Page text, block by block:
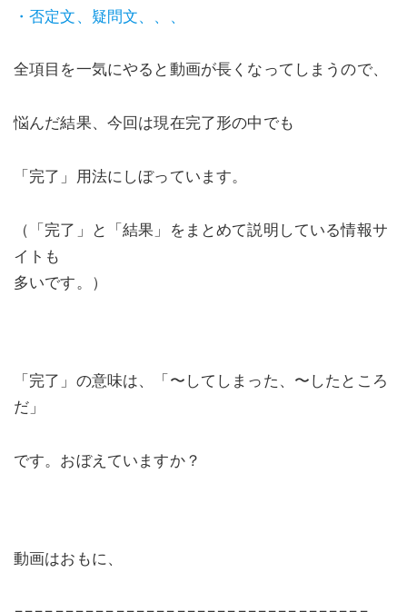
・否定文、疑問文、、、
全項目を一気にやると動画が長くなってしまうので、
悩んだ結果、今回は現在完了形の中でも
「完了」用法にしぼっています。
（「完了」と「結果」をまとめて説明している情報サ
イトも
多いです。）
「完了」の意味は、「〜してしまった、〜したところ
だ」
です。おぼえていますか？
動画はおもに、